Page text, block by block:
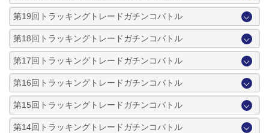
第19回トラッキングトレードガチンコバトル
第18回トラッキングトレードガチンコバトル
第17回トラッキングトレードガチンコバトル
第16回トラッキングトレードガチンコバトル
第15回トラッキングトレードガチンコバトル
第14回トラッキングトレードガチンコバトル